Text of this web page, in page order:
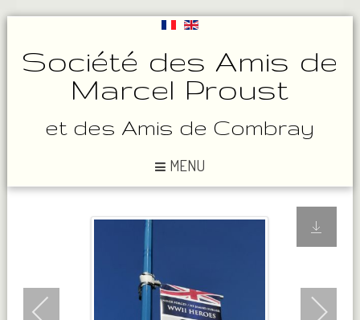
Société des Amis de
Marcel Proust
et des Amis de Combray
MENU